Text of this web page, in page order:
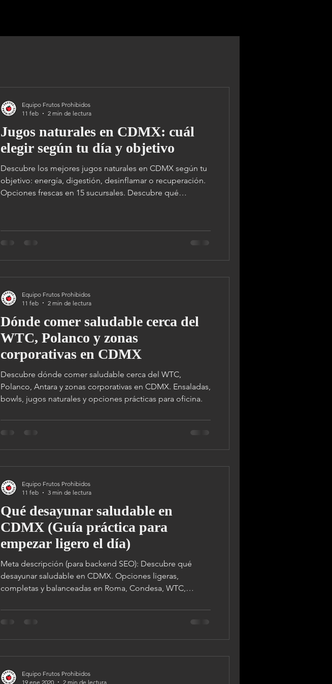
Jugos naturales en CDMX: cuál
elegir según tu día y objetivo
Descubre los mejores jugos naturales en CDMX según tu
objetivo: energía, digestión, desinflamar o recuperación.
Opciones frescas en 15 sucursales. Descubre qué
Polanco, Pedregal y Satélite.
Equipo Frutos Prohibidos
11 feb
2 min de lectura
Dónde comer saludable cerca del
WTC, Polanco y zonas
corporativas en CDMX
Descubre dónde comer saludable cerca del WTC,
Polanco, Antara y zonas corporativas en CDMX. Ensaladas,
bowls, jugos naturales y opciones prácticas para oficina.
Equipo Frutos Prohibidos
11 feb
2 min de lectura
Qué desayunar saludable en
CDMX (Guía práctica para
empezar ligero el día)
Meta descripción (para backend SEO): Descubre qué
desayunar saludable en CDMX. Opciones ligeras,
completas y balanceadas en Roma, Condesa, WTC,
Equipo Frutos Prohibidos
11 feb
3 min de lectura
Equipo Frutos Prohibidos
19 ene 2020
2 min de lectura